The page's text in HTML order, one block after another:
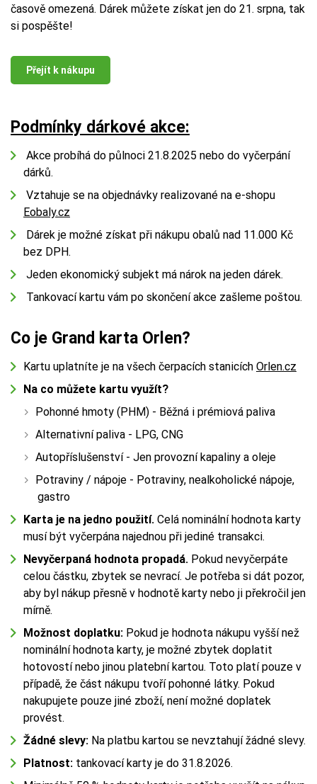
časově omezená. Dárek můžete získat jen do 21. srpna, tak
si pospěšte!
Přejít k nákupu
Podmínky dárkové akce:
Akce probíhá do půlnoci 21.8.2025 nebo do vyčerpání
dárků.
Vztahuje se na objednávky realizované na e-shopu
Eobaly.cz
Dárek je možné získat při nákupu obalů nad 11.000 Kč
bez DPH.
Jeden ekonomický subjekt má nárok na jeden dárek.
Tankovací kartu vám po skončení akce zašleme poštou.
Co je Grand karta Orlen?
Kartu uplatníte je na všech čerpacích stanicích Orlen.cz
Na co můžete kartu využít?
Pohonné hmoty (PHM) - Běžná i prémiová paliva
Alternativní paliva - LPG, CNG
Autopříslušenství - Jen provozní kapaliny a oleje
Potraviny / nápoje - Potraviny, nealkoholické nápoje,
gastro
Karta je na jedno použití. Celá nominální hodnota karty
musí být vyčerpána najednou při jediné transakci.
Nevyčerpaná hodnota propadá. Pokud nevyčerpáte
celou částku, zbytek se nevrací. Je potřeba si dát pozor,
aby byl nákup přesně v hodnotě karty nebo ji překročil jen
mírně.
Možnost doplatku: Pokud je hodnota nákupu vyšší než
nominální hodnota karty, je možné zbytek doplatit
hotovostí nebo jinou platební kartou. Toto platí pouze v
případě, že část nákupu tvoří pohonné látky. Pokud
nakupujete pouze jiné zboží, není možné doplatek
provést.
Žádné slevy: Na platbu kartou se nevztahují žádné slevy.
Platnost: tankovací karty je do 31.8.2026.